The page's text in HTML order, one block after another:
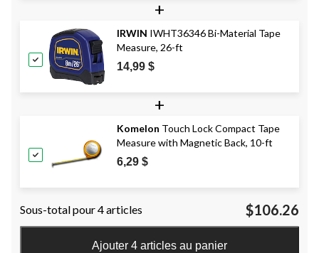
+
IRWIN IWHT36346 Bi-Material Tape
Measure, 26-ft
14,99 $
+
Komelon Touch Lock Compact Tape
Measure with Magnetic Back, 10-ft
6,29 $
Sous-total pour 4 articles $106.26
Ajouter 4 articles au panier